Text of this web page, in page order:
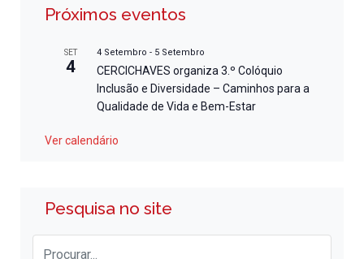
Próximos eventos
SET
4
4 Setembro - 5 Setembro
CERCICHAVES organiza 3.º Colóquio
Inclusão e Diversidade – Caminhos para a
Qualidade de Vida e Bem-Estar
Ver calendário
Pesquisa no site